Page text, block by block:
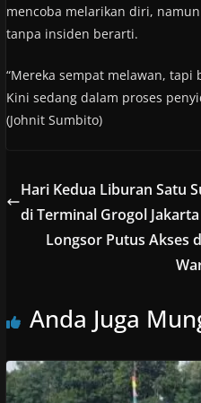
mencoba melarikan diri,
tanpa insiden berarti.
“Mereka sempat melawan, tapi
Kini sedang dalam proses
(Johnit Sumbito)
Hari Kedua Liburan Satu
di Terminal Grogol
Longsor Putus Akses
Anda Juga